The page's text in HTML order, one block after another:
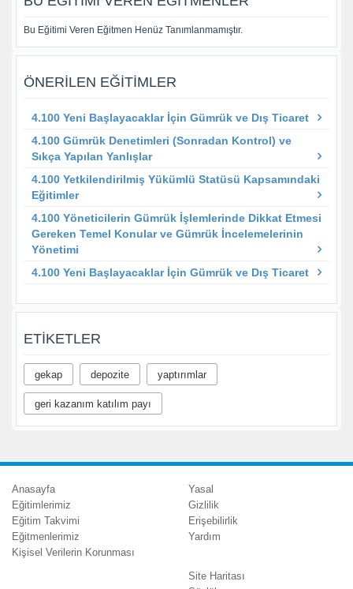
Bu Eğitimi Veren Eğitmen Henüz Tanımlanmamıştır.
ÖNERILEN EĞITIMLER
4.100 Yeni Başlayacaklar İçin Gümrük ve Dış Ticaret
4.100 Gümrük Denetimleri (Sonradan Kontrol) ve
Sıkça Yapılan Yanlışlar
4.100 Yetkilendirilmiş Yükümlü Statüsü Kapsamındaki
Eğitimler
4.100 Yöneticilerin Gümrük İşlemlerinde Dikkat Etmesi
Gereken Temel Konular ve Gümrük İncelemelerinin
Yönetimi
4.100 Yeni Başlayacaklar İçin Gümrük ve Dış Ticaret
ETIKETLER
gekap depozite yaptırımlar
geri kazanım katılım payı
Anasayfa
Eğitimlerimiz
Eğitim Takvimi
Eğitmenlerimiz
Kişisel Verilerin Korunması
Yasal
Gizlilik
Erişebilirlik
Yardım
Site Haritası